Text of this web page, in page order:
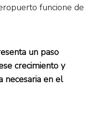
funcione de
un paso
crecimiento y
necesaria en el